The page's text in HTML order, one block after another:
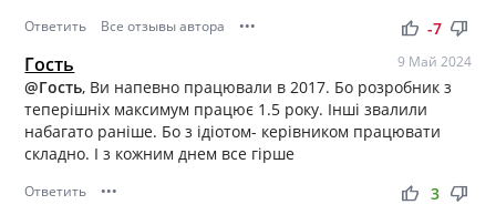
Ответить Все отзывы автора ••• thumb_up thumb_down
-7
Гость 9 Май 2024
@Гость, Ви напевно працювали в 2017. Бо розробник з
теперішніх максимум працює 1.5 року. Інші звалили
набагато раніше. Бо з ідіотом- керівником працювати
складно. І з кожним днем все гірше
Ответить ••• thumb_up thumb_down
3